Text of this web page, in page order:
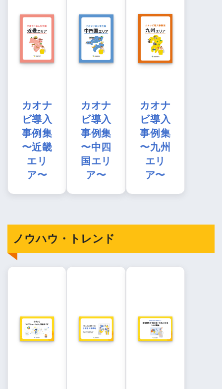
カオナ
ビ導入
事例集
〜近畿
エリ
ア〜
カオナ
ビ導入
事例集
〜中四
国エリ
ア〜
カオナ
ビ導入
事例集
〜九州
エリ
ア〜
ノウハウ・トレンド